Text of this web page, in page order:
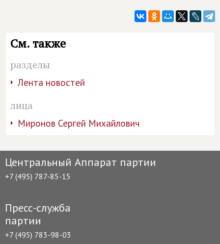
См. также
разделы
Лента новостей
лица
Миронов Сергей Михайлович
Центральный Аппарат партии
+7 (495) 787-85-15
Пресс-служба
партии
+7 (495) 783-98-03